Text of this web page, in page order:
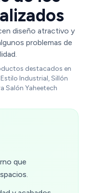
diseño atractivo y
problemas de
destacados en
Industrial, Sillón
Salón Yaheetech
que